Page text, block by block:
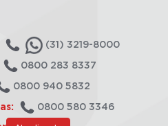
(31) 3219-8000
0800 283 8337
0800 940 5832
0800 580 3346